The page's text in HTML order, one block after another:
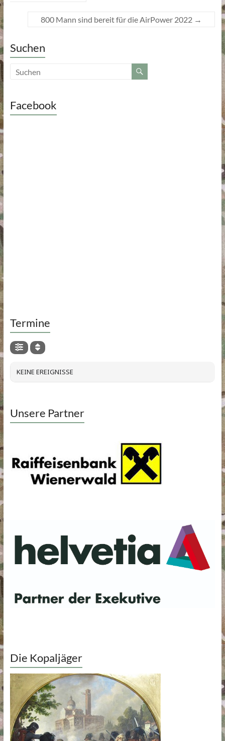
800 Mann sind bereit für die AirPower 2022 →
Suchen
Facebook
Termine
KEINE EREIGNISSE
Unsere Partner
Die Kopaljäger